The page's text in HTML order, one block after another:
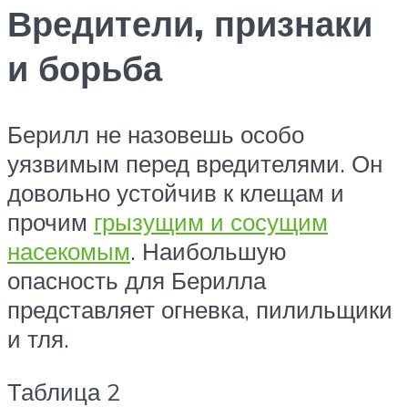
Вредители, признаки
и борьба
Берилл не назовешь особо
уязвимым перед вредителями. Он
довольно устойчив к клещам и
прочим грызущим и сосущим
насекомым. Наибольшую
опасность для Берилла
представляет огневка, пилильщики
и тля.
Таблица 2